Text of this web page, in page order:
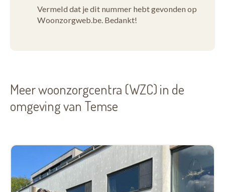
Vermeld dat je dit nummer hebt gevonden op
Woonzorgweb.be. Bedankt!
Meer woonzorgcentra (WZC) in de
omgeving van Temse